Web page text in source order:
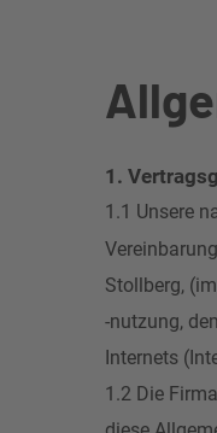
1.
1.1 Unsere
Stollberg,
-nutzung,
Internets
1.2 Die